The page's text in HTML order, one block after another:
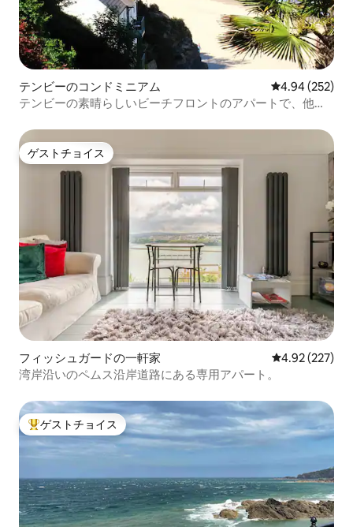
テンビーのコンドミニアム レビュー252
4.94 (252)
テンビーの素晴らしいビーチフロントのアパートで、他に
ゲストチョイス
ゲストチョイス
フィッシュガードの一軒家 レビュー227
4.92 (227)
湾岸沿いのペムス沿岸道路にある専用アパート。
大好評のゲストチョイスです。
ゲストチョイス